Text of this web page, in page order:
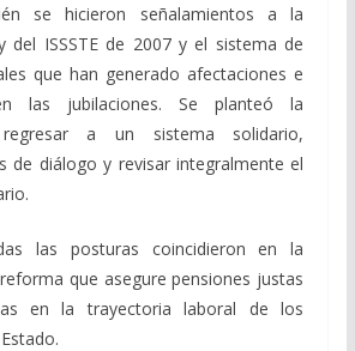
se hicieron señalamientos a la
del ISSSTE de 2007 y el sistema de
que han generado afectaciones e
las jubilaciones. Se planteó la
a un sistema solidario,
de diálogo y revisar integralmente el
las posturas coincidieron en la
que asegure pensiones justas
en la trayectoria laboral de los